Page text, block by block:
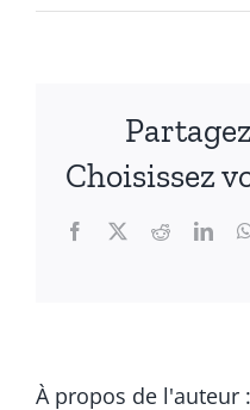
Choisissez
Facebook
X Reddit
À propos de l'auteur :